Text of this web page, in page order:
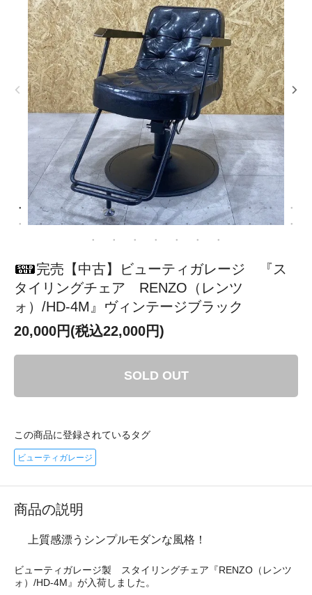
完売【中古】ビューティガレージ 『ス
タイリングチェア RENZO（レンツ
ォ）/HD-4M』ヴィンテージブラック
20,000円(税込22,000円)
SOLD OUT
この商品に登録されているタグ
ビューティガレージ
商品の説明
上質感漂うシンプルモダンな風格！
ビューティガレージ製 スタイリングチェア『RENZO（レンツ
ォ）/HD-4M』が入荷しました。